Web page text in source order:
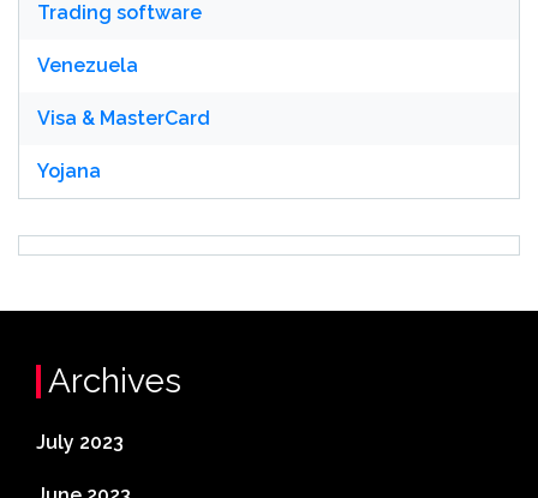
Trading software
Venezuela
Visa & MasterCard
Yojana
Archives
July 2023